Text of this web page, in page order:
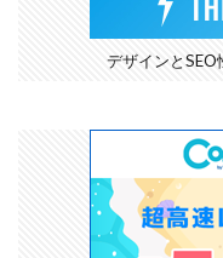
デザインと